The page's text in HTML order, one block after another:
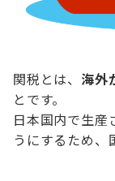
関税とは、 海外
とです。
日本国内で生産
うにするため、